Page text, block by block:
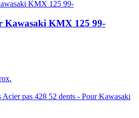
Kawasaki KMX 125 99-